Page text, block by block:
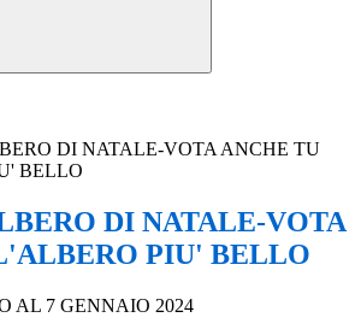
DI NATALE-VOTA ANCHE TU
BELLO
DI NATALE-VOTA
PIU' BELLO
AL 7 GENNAIO 2024